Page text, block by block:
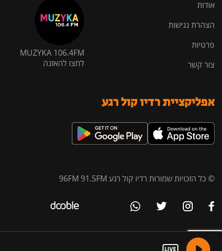
אודות
הצהרת נגישות
פרטיות
צור קשר
MUZYKA 106.4FM
לחצו להאזנה
אפליקציית רדיו קול רגע
© כל הזכויות שמורות רדיו קול רגע 96FM 91.5FM